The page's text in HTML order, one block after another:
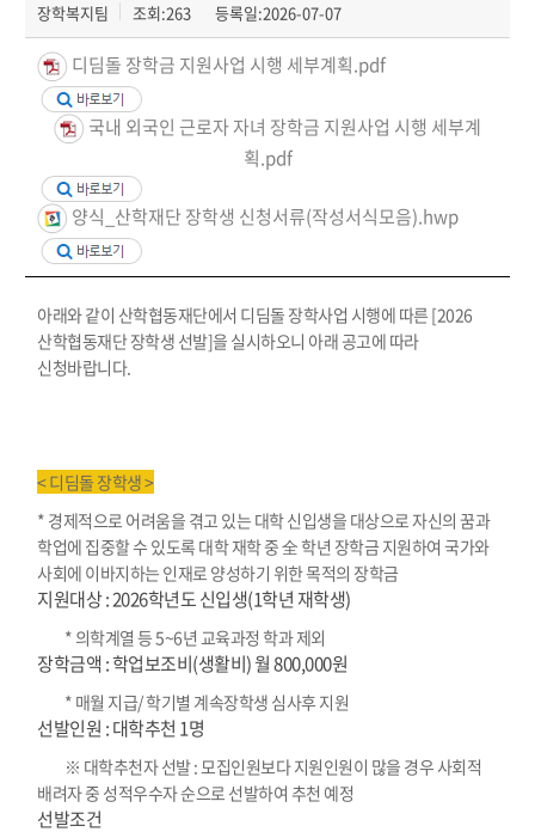
장학복지팀 조회:263 등록일:2026-07-07
디딤돌 장학금 지원사업 시행 세부계획.pdf
획.pdf
양식_산학재단 장학생 신청서류(작성서식모음).hwp
아래와 같이 산학협동재단에서 디딤돌 장학사업 시행에 따른 [2026
산학협동재단 장학생 선발]을 실시하오니 아래 공고에 따라
신청바랍니다.
<디딤돌 장학생>
* 경제적으로 어려움을 겪고 있는 대학 신입생을 대상으로 자신의 꿈과
학업에 집중할 수 있도록 대학 재학 중 全 학년 장학금 지원하여 국가와
사회에 이바지하는 인재로 양성하기 위한 목적의 장학금
지원대상 : 2026학년도 신입생(1학년 재학생)
* 의학계열 등 5~6년 교육과정 학과 제외
장학금액 : 학업보조비(생활비) 월 800,000원
* 매월 지급/ 학기별 계속장학생 심사후 지원
선발인원 : 대학추천 1명
※ 대학추천자 선발 : 모집인원보다 지원인원이 많을 경우 사회적
배려자 중 성적우수자 순으로 선발하여 추천 예정
선발조건